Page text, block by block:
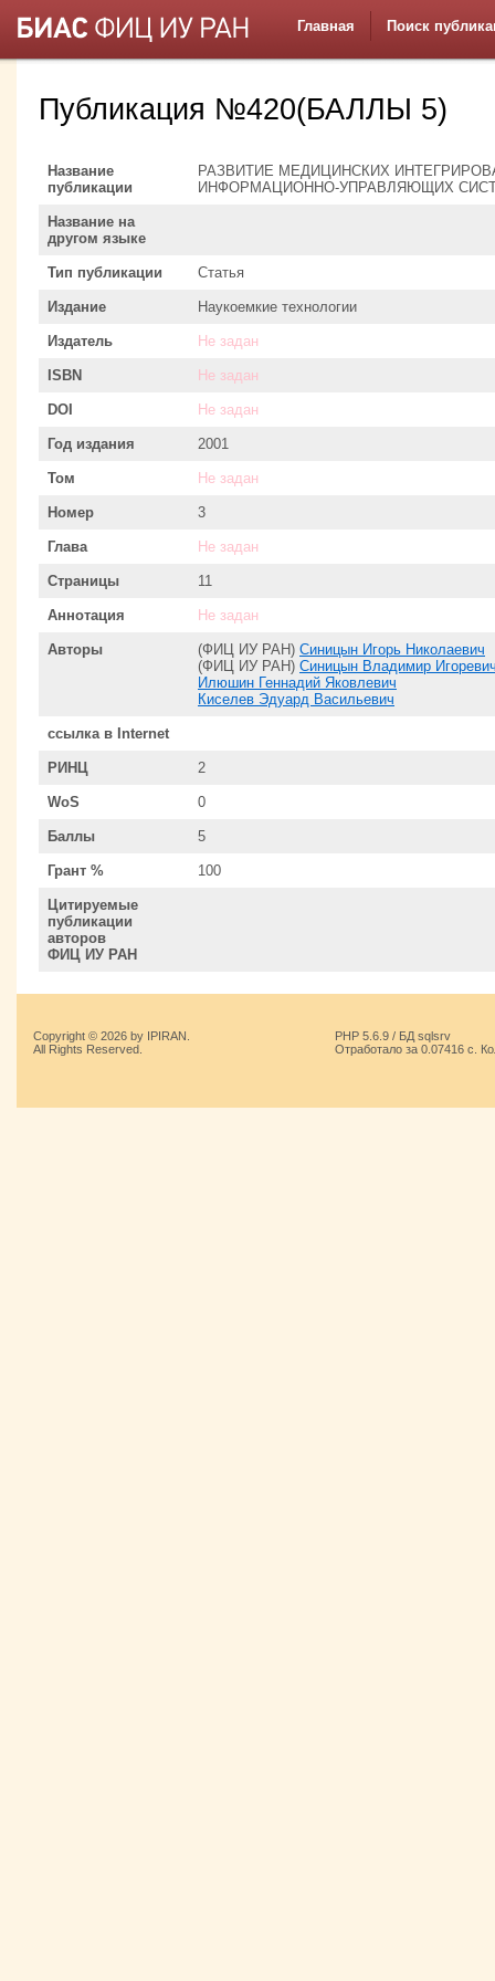
Главная Поиск
Публикация №420(БАЛЛЫ 5)
Название
публикации
РАЗВИТИЕ МЕДИЦИНСКИХ
ИНФОРМАЦИОННО-УПРАВЛЯЮЩИХ
Название на
другом языке
Тип публикации Статья
Издание Наукоемкие технологии
Издатель Не задан
ISBN Не задан
DOI Не задан
Год издания 2001
Том Не задан
Номер 3
Глава Не задан
Страницы 11
Аннотация Не задан
Авторы (ФИЦ ИУ РАН) Синицын Игорь Николаевич
(ФИЦ ИУ РАН) Синицын Владимир
Илюшин Геннадий Яковлевич
Киселев Эдуард Васильевич
ссылка в Internet
РИНЦ 2
WoS 0
Баллы 5
Грант % 100
Цитируемые
публикации
авторов
ФИЦ ИУ РАН
Copyright © 2026 by IPIRAN.
All Rights Reserved.
PHP 5.6.9 / БД sqlsrv
Отработало за 0.07416 с.